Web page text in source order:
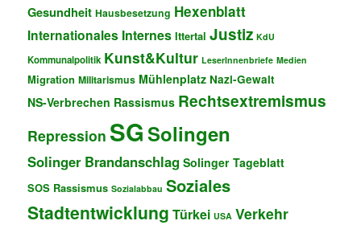
Gesundheit Hausbesetzung Hexenblatt
Internationales Internes Ittertal Justiz KdU
Kommunalpolitik Kunst&Kultur LeserInnenbriefe Medien
Migration Militarismus Mühlenplatz Nazi-Gewalt
NS-Verbrechen Rassismus Rechtsextremismus
Repression SGSolingen
Solinger Brandanschlag Solinger Tageblatt
SOS Rassismus Sozialabbau Soziales
Stadtentwicklung Türkei USA Verkehr